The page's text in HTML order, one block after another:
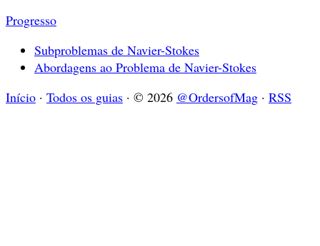
Progresso
Subproblemas de Navier-Stokes
Abordagens ao Problema de Navier-Stokes
Início · Todos os guias · © 2026 @OrdersofMag · RSS